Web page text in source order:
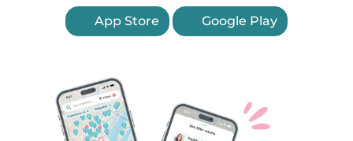
App Store Google Play